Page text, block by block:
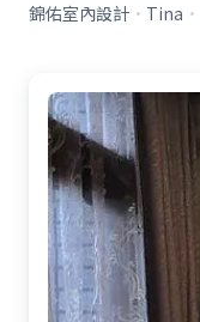
錦佑室內設計 · Tina ·